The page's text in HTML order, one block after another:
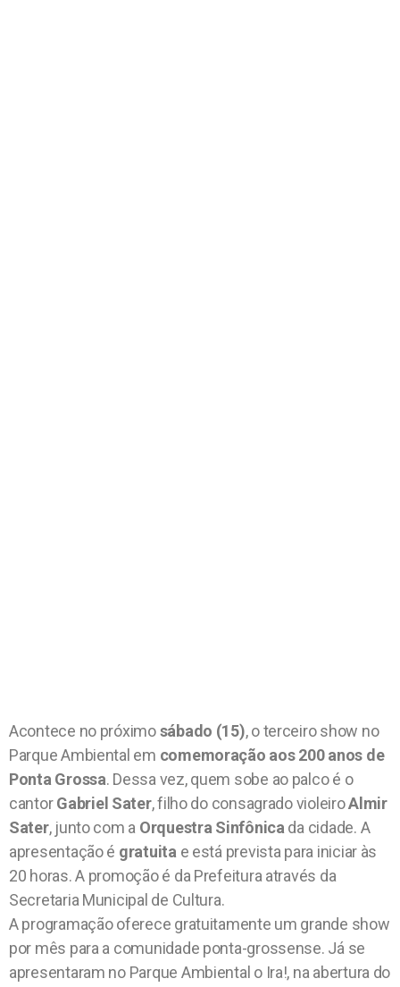
Acontece no próximosábado (15), o terceiro show no
Parque Ambiental em comemoração aos 200 anos de
Ponta Grossa. Dessa vez, quem sobe ao palco é o
cantorGabriel Sater, filho do consagrado violeiroAlmir
Sater, junto com a Orquestra Sinfônicada cidade. A
apresentação é gratuitae está prevista para iniciar às
20 horas. A promoção é da Prefeitura através da
Secretaria Municipal de Cultura.
A programação oferece gratuitamente um grande show
por mês para a comunidade ponta-grossense. Já se
apresentaram no Parque Ambiental o Ira!, na abertura do